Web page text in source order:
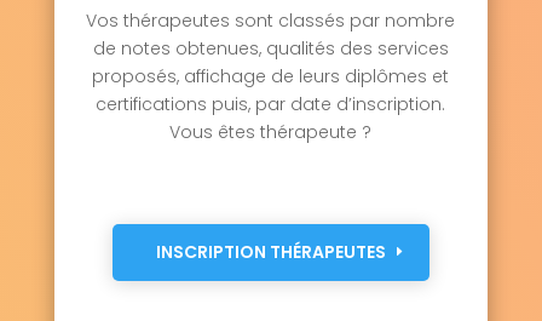
Vos thérapeutes sont classés par nombre
de notes obtenues, qualités des services
proposés, affichage de leurs diplômes et
certifications puis, par date d’inscription.
Vous êtes thérapeute ?
INSCRIPTION THÉRAPEUTES